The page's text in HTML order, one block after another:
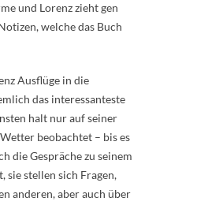
und Lorenz zieht gen
welche das Buch
Ausflüge in die
das interessanteste
halt nur auf seiner
beobachtet – bis es
die Gespräche zu seinem
sie stellen sich Fragen,
anderen, aber auch über